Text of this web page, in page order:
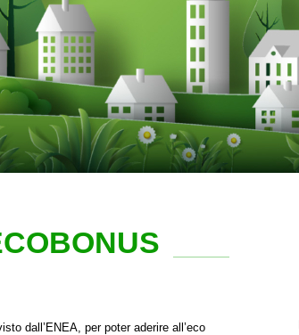
dall’ENEA, per poter aderire all’eco